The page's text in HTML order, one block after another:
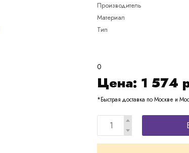
Производитель
Материал
Тип
0
Цена: 1 574
*Быстрая доставка по Москве и